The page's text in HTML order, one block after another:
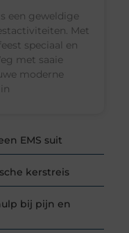
EMS suit
kerstreis
bij pijn en
een geweldige
Met
speciaal en
met saaie
moderne